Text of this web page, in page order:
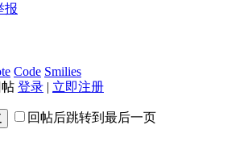
报
Code Smilies
登录 | 立即注册
回帖后跳转到最后一页